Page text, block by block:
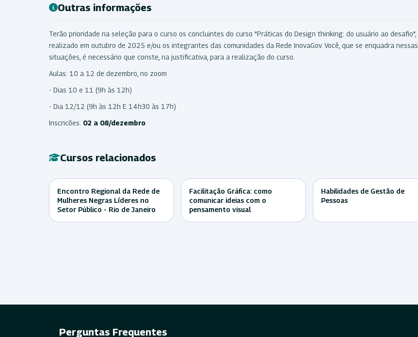
Outras informações
Terão prioridade na seleção para o curso os concluintes do curso "Práticas do Design thinking: do usuário ao desafio",
realizado em outubro de 2025 e/ou os integrantes das comunidades da Rede InovaGov. Você, que se enquadra nessas
situações, é necessário que conste, na justificativa, para a realização do curso.
Aulas: 10 a 12 de dezembro, no zoom
- Dias 10 e 11 (9h às 12h)
- Dia 12/12 (9h às 12h E 14h30 às 17h)
Inscricões: 02 a 08/dezembro
Cursos relacionados
Encontro Regional da Rede de
Mulheres Negras Líderes no
Setor Público - Rio de Janeiro
Facilitação Gráfica: como
comunicar ideias com o
pensamento visual
Habilidades de Gestão de
Pessoas
Perguntas Frequentes